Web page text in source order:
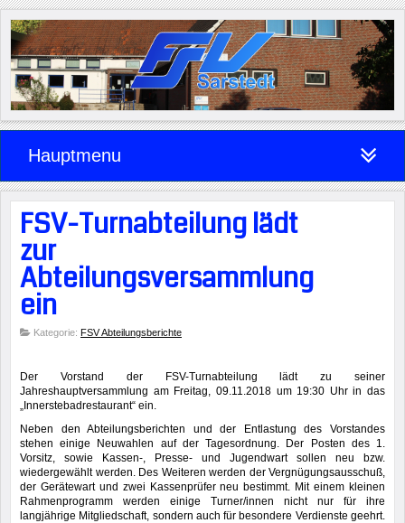
Hauptmenu
FSV-Turnabteilung lädt
zur
Abteilungsversammlung
ein
Kategorie: FSV Abteilungsberichte
Der Vorstand der FSV-Turnabteilung lädt zu seiner
Jahreshauptversammlung am Freitag, 09.11.2018 um 19:30 Uhr in das
„Innerstebadrestaurant“ ein.
Neben den Abteilungsberichten und der Entlastung des Vorstandes
stehen einige Neuwahlen auf der Tagesordnung. Der Posten des 1.
Vorsitz, sowie Kassen-, Presse- und Jugendwart sollen neu bzw.
wiedergewählt werden. Des Weiteren werden der Vergnügungsausschuß,
der Gerätewart und zwei Kassenprüfer neu bestimmt. Mit einem kleinen
Rahmenprogramm werden einige Turner/innen nicht nur für ihre
langjährige Mitgliedschaft, sondern auch für besondere Verdienste geehrt.